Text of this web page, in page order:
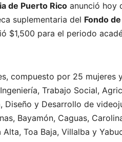
de Puerto Rico anunció hoy
suplementaria del Fondo
$1,500 para el periodo
compuesto por 25 mujeres
Trabajo Social,
Diseño y Desarrollo de
Bayamón, Caguas,
Alta, Toa Baja, Villalba y